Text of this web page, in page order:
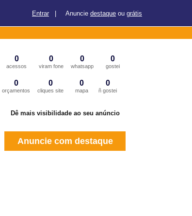
Entrar Anuncie destaque ou grátis
0
acessos
0
viram fone
0
whatsapp
0
gostei
0
orçamentos
0
cliques site
0
mapa
0
ñ gostei
Dê mais visibilidade ao seu anúncio
Anuncie com destaque